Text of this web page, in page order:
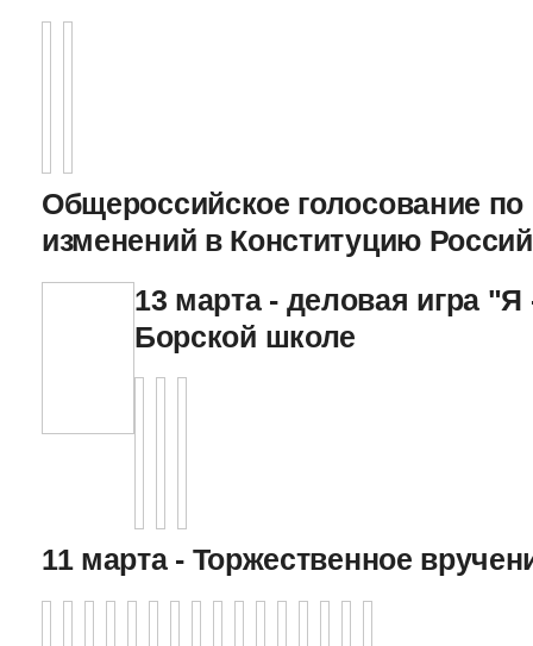
Общероссийское голосование
изменений в Конституцию
13 марта - деловая игра "Я
Борской школе
11 марта - Торжественное